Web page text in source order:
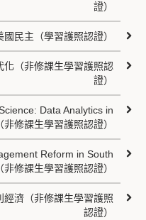
證）
民主（學習護照認證）
化（非修課生學習護照認
證）
Data Analytics in
修課生學習護照認證）
Reform in South
非修課生學習護照認證）
濟（非修課生學習護照
認證）